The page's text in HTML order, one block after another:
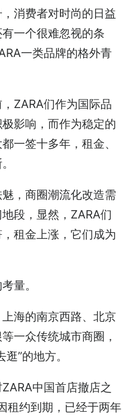
消费者对时尚的日益
一个很难忽视的条
一类品牌的格外青
ZARA们作为国际品
影响，而作为稳定的
一签十多年，租金、
，商圈潮流化改造需
段，显然，ZARA们
租金上涨，它们成为
量。
海的南京西路、北京
一众传统城市商圈，
”的地方。
中国首店撤店之
租约到期，已经于两年